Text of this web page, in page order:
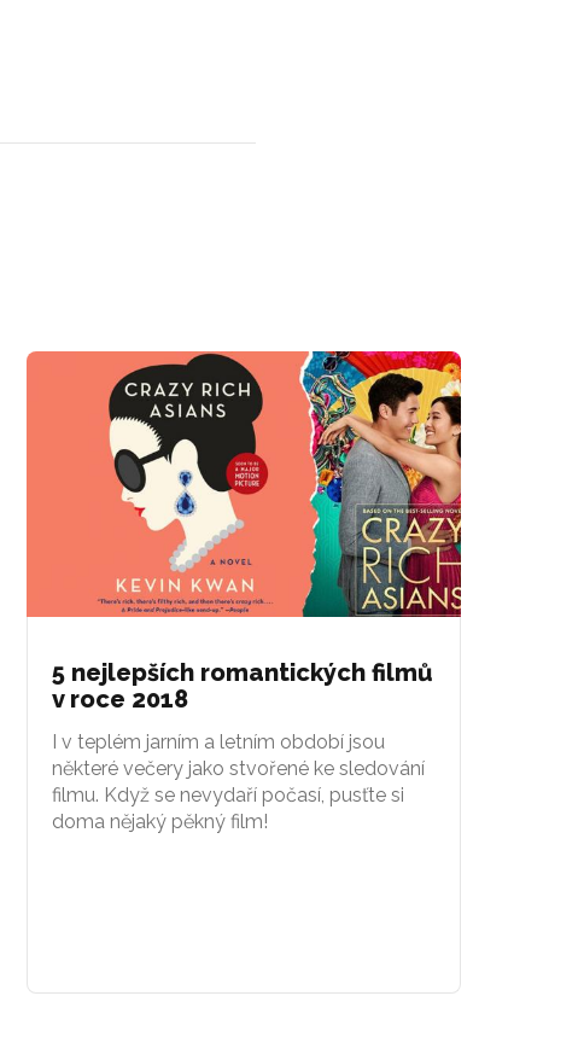
5 nejlepších romantických filmů
v roce 2018
I v teplém jarním a letním období jsou
některé večery jako stvořené ke sledování
filmu. Když se nevydaří počasí, pusťte si
doma nějaký pěkný film!